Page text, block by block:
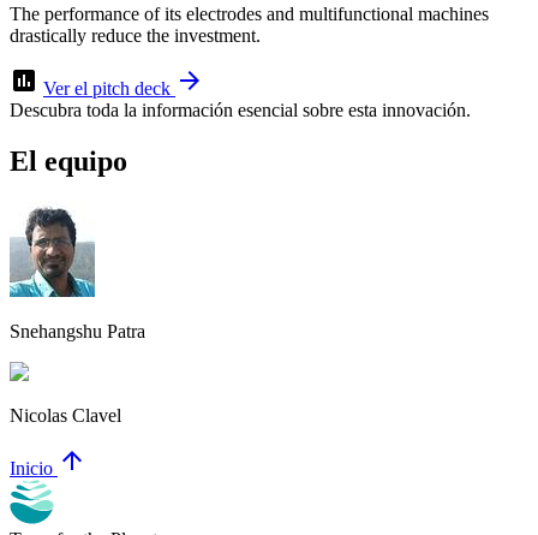
The performance of its electrodes and multifunctional machines
drastically reduce the investment.
assessment Ver el pitch deck arrow_forward
Descubra toda la información esencial sobre esta innovación.
El equipo
Snehangshu Patra
Nicolas Clavel
Inicio arrow_upward